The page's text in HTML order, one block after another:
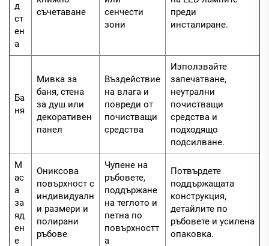
д
ст
ен
а
съчетаване
сенчести
зони
преди
инсталиране.
Ба
ня
Мивка за
баня, стена
за душ или
декоративен
панел
Въздействие
на влага и
повреди от
почистващи
средства
Използвайте
запечатване,
неутрални
почистващи
средства и
подходящо
подсилване.
М
ас
а
за
яд
ен
е
Ониксова
повърхност с
индивидуалн
и размери и
полирани
ръбове
Чупене на
ръбовете,
поддържане
на теглото и
петна по
повърхностт
а
Потвърдете
поддържащата
конструкция,
детайлите по
ръбовете и усилена
опаковка.